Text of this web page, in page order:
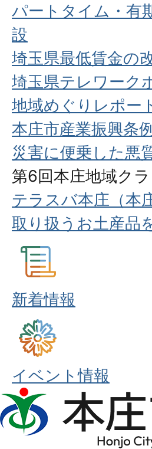
パートタイム・有
設
埼玉県最低賃金の
埼玉県テレワーク
地域めぐりレポー
本庄市産業振興条
災害に便乗した悪
第6回本庄地域ク
テラスバ本庄（本
取り扱うお土産品
新着情報
イベント情報
本
庄